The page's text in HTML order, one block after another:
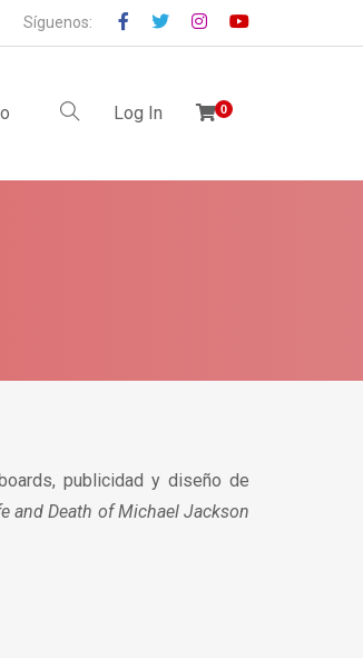
Síguenos:
Log In 0
publicidad y diseño de
and Death of Michael Jackson